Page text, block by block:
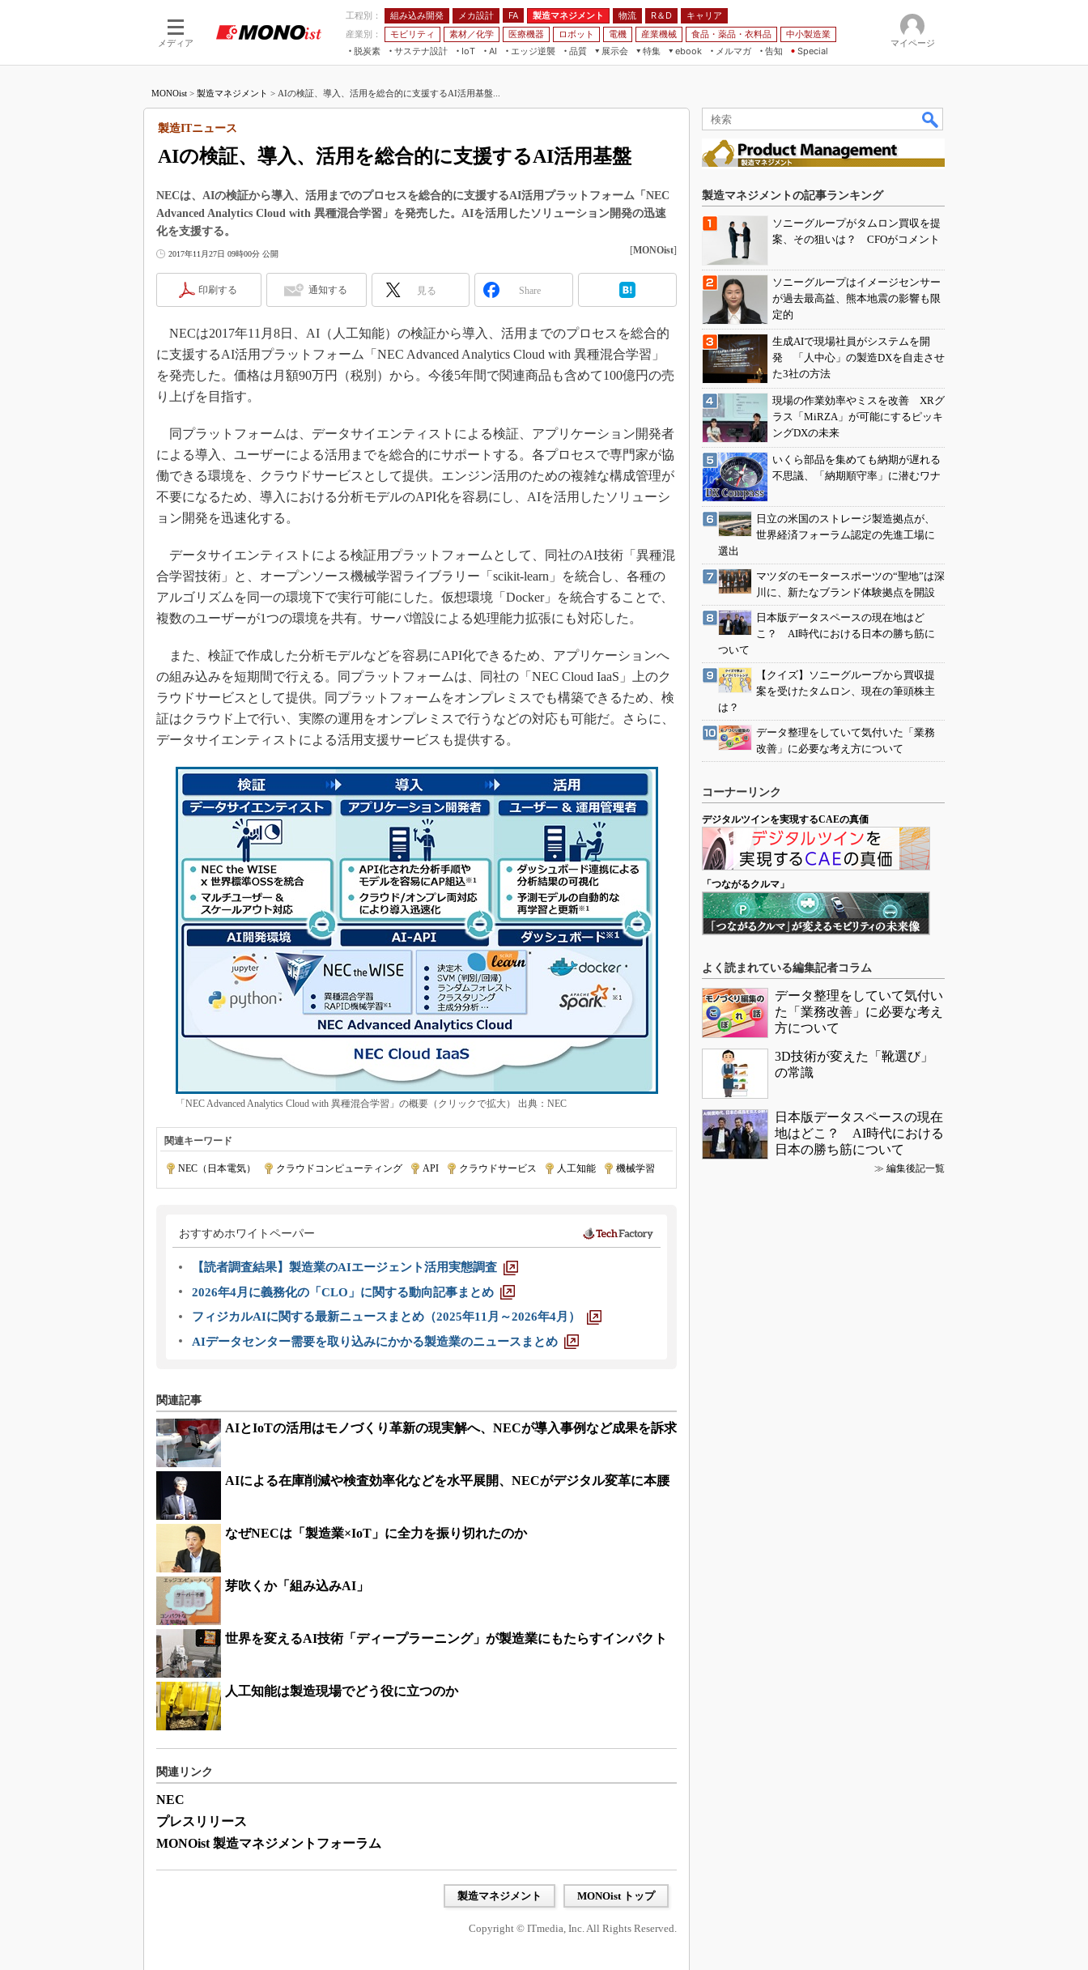
メディア
工程別： 組み込み開発 メカ設計 FA 製造マネジメント 物流 R＆D
キャリア
産業別：
モビリティ 素材／化学 医療機器 ロボット 電機 産業機械 食品・薬品・衣料品
中小製造業
脱炭素
サステナ設計
IoT
つながる工場
AI
AI×設備保全
エッジ逆襲 品質
展示会
JIMTOF
IIFES
ジャパンモビリティショー
スマート工場EXPO
EdgeTech+
日本ものづくりワールド
AUTOMOTIVE WORLD
産業オープンネット展
特集
つながるクルマ
VR／AR
フィールドサービス
FPGA
組み込み画像技術
車載ソフト開発
無償設計ツール
3Dプリンタ
インダストリー4.0
イノベーション
製造業ビッグデータ
知財マネジメント
海外生産
グローバル設計・開発
新型コロナへの対応
ebook
素材／化学
メルマガ
告知 Special
マイページ
MONOist > 製造マネジメント > AIの検証、導入、活用を総合的に支援するAI活用基盤...
AIの検証、導入、活用を総合的に支援するAI活用基盤
製造ITニュース
NECは、AIの検証から導入、活用までのプロセスを総合的に支援するAI活用プラットフォーム「NEC
Advanced Analytics Cloud with 異種混合学習」を発売した。AIを活用したソリューション開発の迅速
化を支援する。
2017年11月27日 09時00分 公開 [MONOist]
印刷する 通知する 見る Share
NECは2017年11月8日、AI（人工知能）の検証から導入、活用までのプロセスを総合的
に支援するAI活用プラットフォーム「NEC Advanced Analytics Cloud with 異種混合学習」
を発売した。価格は月額90万円（税別）から。今後5年間で関連商品も含めて100億円の売
り上げを目指す。
同プラットフォームは、データサイエンティストによる検証、アプリケーション開発者
による導入、ユーザーによる活用までを総合的にサポートする。各プロセスで専門家が協
働できる環境を、クラウドサービスとして提供。エンジン活用のための複雑な構成管理が
不要になるため、導入における分析モデルのAPI化を容易にし、AIを活用したソリューシ
ョン開発を迅速化する。
データサイエンティストによる検証用プラットフォームとして、同社のAI技術「異種混
合学習技術」と、オープンソース機械学習ライブラリー「scikit-learn」を統合し、各種の
アルゴリズムを同一の環境下で実行可能にした。仮想環境「Docker」を統合することで、
複数のユーザーが1つの環境を共有。サーバ増設による処理能力拡張にも対応した。
また、検証で作成した分析モデルなどを容易にAPI化できるため、アプリケーションへ
の組み込みを短期間で行える。同プラットフォームは、同社の「NEC Cloud IaaS」上のク
ラウドサービスとして提供。同プラットフォームをオンプレミスでも構築できるため、検
証はクラウド上で行い、実際の運用をオンプレミスで行うなどの対応も可能だ。さらに、
データサイエンティストによる活用支援サービスも提供する。
「NEC Advanced Analytics Cloud with 異種混合学習」の概要（クリックで拡大） 出典：NEC
関連キーワード
NEC（日本電気） クラウドコンピューティング API クラウドサービス 人工知能 機械学習
おすすめホワイトペーパー
【読者調査結果】製造業のAIエージェント活用実態調査
2026年4月に義務化の「CLO」に関する動向記事まとめ
フィジカルAIに関する最新ニュースまとめ（2025年11月～2026年4月）
AIデータセンター需要を取り込みにかかる製造業のニュースまとめ
関連記事
AIとIoTの活用はモノづくり革新の現実解へ、NECが導入事例など成果を訴求
AIによる在庫削減や検査効率化などを水平展開、NECがデジタル変革に本腰
なぜNECは「製造業×IoT」に全力を振り切れたのか
芽吹くか「組み込みAI」
世界を変えるAI技術「ディープラーニング」が製造業にもたらすインパクト
人工知能は製造現場でどう役に立つのか
関連リンク
NEC
プレスリリース
MONOist 製造マネジメントフォーラム
製造マネジメント MONOist トップ
Copyright © ITmedia, Inc. All Rights Reserved.
製造マネジメントの記事ランキング
ソニーグループがタムロン買収を提
案、その狙いは？ CFOがコメント
ソニーグループはイメージセンサー
が過去最高益、熊本地震の影響も限
定的
生成AIで現場社員がシステムを開
発 「人中心」の製造DXを自走させ
た3社の方法
現場の作業効率やミスを改善 XRグ
ラス「MiRZA」が可能にするピッキ
ングDXの未来
いくら部品を集めても納期が遅れる
不思議、「納期順守率」に潜むワナ
日立の米国のストレージ製造拠点が、
世界経済フォーラム認定の先進工場に
選出
マツダのモータースポーツの“聖地”は深
川に、新たなブランド体験拠点を開設
日本版データスペースの現在地はど
こ？ AI時代における日本の勝ち筋に
ついて
【クイズ】ソニーグループから買収提
案を受けたタムロン、現在の筆頭株主
は？
データ整理をしていて気付いた「業務
改善」に必要な考え方について
コーナーリンク
デジタルツインを実現するCAEの真価
「つながるクルマ」
よく読まれている編集記者コラム
データ整理をしていて気付い
た「業務改善」に必要な考え
方について
3D技術が変えた「靴選び」
の常識
日本版データスペースの現在
地はどこ？ AI時代における
日本の勝ち筋について
≫ 編集後記一覧